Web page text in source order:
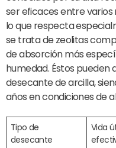
ser eficaces entre varios
lo que respecta
se trata de zeolitas
de absorción más
humedad. Éstos pueden
desecante de arcilla,
años en condiciones de
Tipo de
desecante
Vida